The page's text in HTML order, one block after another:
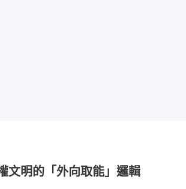
文明的「外向取能」邏輯